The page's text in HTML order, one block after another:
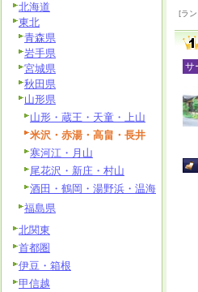
[ラ
サ
北海道
東北
青森県
岩手県
宮城県
秋田県
山形県
山形・蔵王・天童・上山
米沢・赤湯・高畠・長井
寒河江・月山
尾花沢・新庄・村山
酒田・鶴岡・湯野浜・温海
福島県
北関東
首都圏
伊豆・箱根
甲信越